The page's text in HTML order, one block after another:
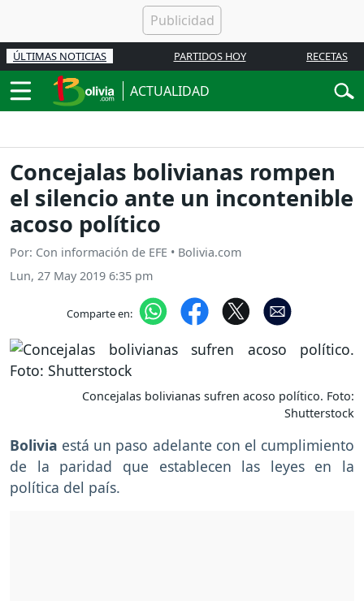
ÚLTIMAS NOTICIAS PARTIDOS HOY RECETAS
ACTUALIDAD
Concejalas bolivianas rompen
el silencio ante un incontenible
acoso político
Por: Con información de EFE • Bolivia.com
Lun, 27 May 2019 6:35 pm
Comparte en:
Concejalas bolivianas sufren acoso político. Foto:
Shutterstock
Bolivia está un paso adelante con el cumplimiento
de la paridad que establecen las leyes en la
política del país.